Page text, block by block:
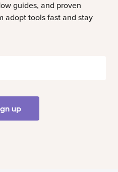
guides, and proven
adopt tools fast and stay
up